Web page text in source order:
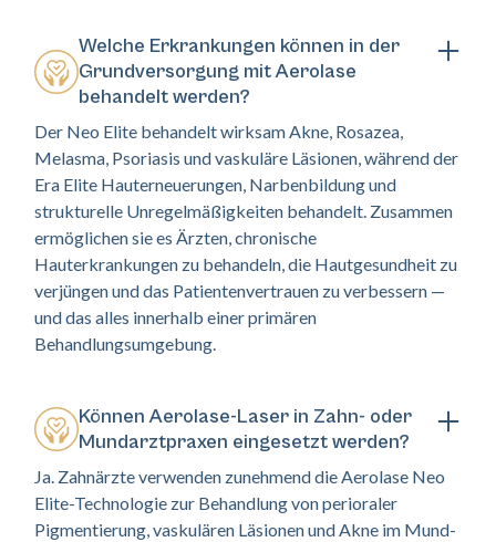
Welche Erkrankungen können in der
Grundversorgung mit Aerolase
behandelt werden?
Der Neo Elite behandelt wirksam Akne, Rosazea,
Melasma, Psoriasis und vaskuläre Läsionen, während der
Era Elite Hauterneuerungen, Narbenbildung und
strukturelle Unregelmäßigkeiten behandelt. Zusammen
ermöglichen sie es Ärzten, chronische
Hauterkrankungen zu behandeln, die Hautgesundheit zu
verjüngen und das Patientenvertrauen zu verbessern —
und das alles innerhalb einer primären
Behandlungsumgebung.
Können Aerolase-Laser in Zahn- oder
Mundarztpraxen eingesetzt werden?
Ja. Zahnärzte verwenden zunehmend die Aerolase Neo
Elite-Technologie zur Behandlung von perioraler
Pigmentierung, vaskulären Läsionen und Akne im Mund-